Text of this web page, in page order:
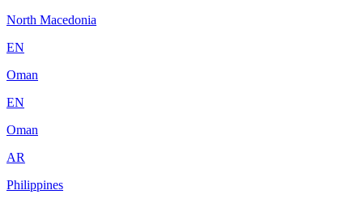
North Macedonia
EN
Oman
EN
Oman
AR
Philippines